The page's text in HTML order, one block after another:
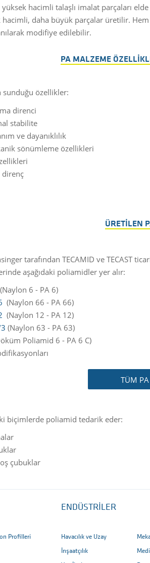
yüksek hacimli talaşlı imalat parçaları
hacimli, daha büyük parçalar üretilir.
modifiye edilebilir.
PA MALZEME
özellikler:
direnci
stabilite
ve dayanıklılık
sönümleme özellikleri
direnç
ÜRETILEN
tarafından TECAMID ve TECAST
aşağıdaki poliamidler yer alır:
(Naylon 6 - PA 6)
(Naylon 66 - PA 66)
(Naylon 12 - PA 12)
(Naylon 63 - PA 63)
Poliamid 6 - PA 6 C)
TÜM PA
biçimlerde poliamid tedarik eder:
çubuklar
Profilleri
ENDÜSTRİLER
Havacılık ve Uzay
İnşaatçılık